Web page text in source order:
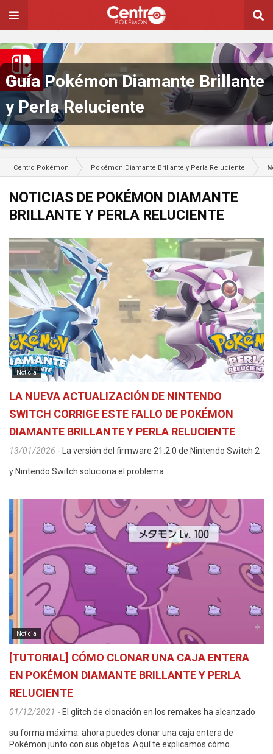
Guía Pokémon Diamante Brillante
y Perla Reluciente
Centro Pokémon Pokémon Diamante Brillante y Perla Reluciente
NOTICIAS DE POKÉMON DIAMANTE
BRILLANTE Y PERLA RELUCIENTE
Noticia
LA NUEVA ACTUALIZACIÓN DE NINTENDO
SWITCH CORRIGE ESTE FALLO DE POKÉMON
DIAMANTE BRILLANTE Y PERLA RELUCIENTE
13/01/2026 - La versión del firmware 21.2.0 de Nintendo Switch 2
y Nintendo Switch soluciona el problema.
Noticia
[TUTORIAL] CÓMO CLONAR UNA CAJA ENTERA
EN POKÉMON DIAMANTE BRILLANTE Y PERLA
RELUCIENTE
01/12/2021 - El glitch de clonación en los remakes ha alcanzado
su forma máxima: ahora puedes clonar una caja entera de
Pokémon junto con sus objetos. Aquí te explicamos cómo.